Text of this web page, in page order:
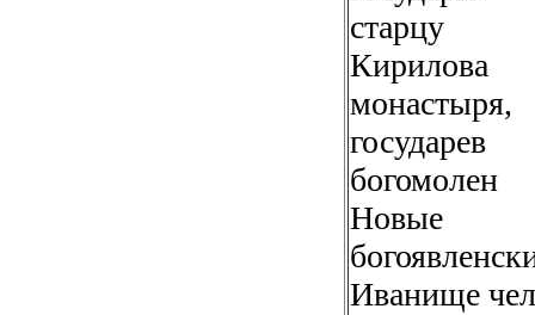
старцу
Кирилова
Новые
Иванище